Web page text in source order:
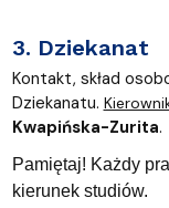
3. Dziekanat
Kontakt, skład
Dziekanatu.
Kwapińska-Zurita.
Pamiętaj! Każdy
kierunek studiów.